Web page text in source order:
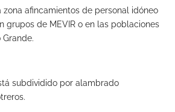
zona afincamientos de personal idóneo
grupos de MEVIR o en las poblaciones
subdividido por alambrado